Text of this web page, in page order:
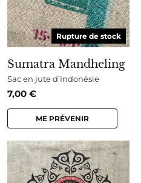
Rupture de stock
Sumatra Mandheling
Sac en jute d’Indonésie
7,00 €
ME PRÉVENIR